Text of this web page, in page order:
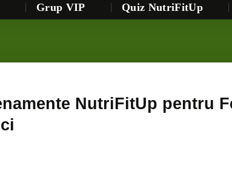
Grup VIP Quiz NutriFitUp
NutriFitUp pentru